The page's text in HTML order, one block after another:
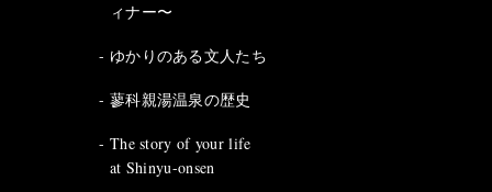
ィナー〜
ゆかりのある文人たち
蓼科親湯温泉の歴史
The story of your life
at Shinyu-onsen